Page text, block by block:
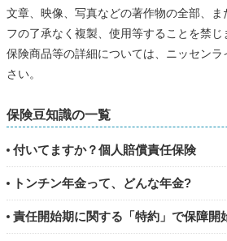
文章、映像、写真などの著作物の全部、ま
フの了承なく複製、使用等することを禁じ
保険商品等の詳細については、ニッセン
さい。
保険豆知識の一覧
付いてますか？個人賠償責任保険
トンチン年金って、どんな年金?
責任開始期に関する「特約」で保障開